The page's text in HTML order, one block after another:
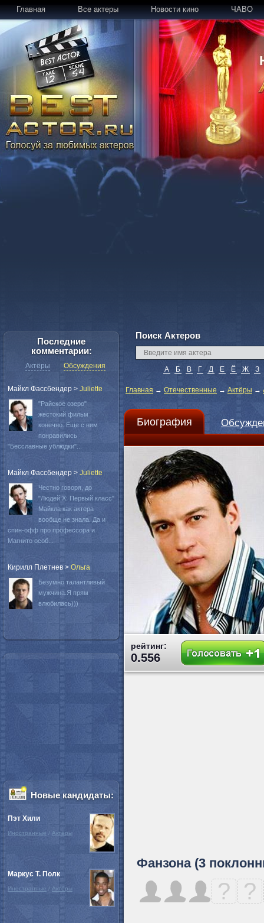
Главная Все актеры Новости кино ЧАВО
Поиск Актеров
А Б В Г Д Е Ё Ж З
Главная → Отечественные → Актёры →
Биография
рейтинг:
0.556
Фанзона (3
? ?
Последние
комментарии:
Актёры Обсуждения
Майкл Фассбендер > Juliette
"Райское озеро"
жестокий фильм
конечно. Еще с ним
понравились
"Бесславные ублюдки"...
Майкл Фассбендер > Juliette
Честно говоря, до
"Людей Х: Первый класс"
Майкла как актера
вообще не знала. Да и
спин-офф про профессора и
Магнито особ...
Кирилл Плетнев > Oльга
Безумно талантливый
мужчина.Я прям
влюбилась)))
Новые кандидаты:
Пэт Хили
Иностранные / Актёры
Маркус Т. Полк
Иностранные / Актёры